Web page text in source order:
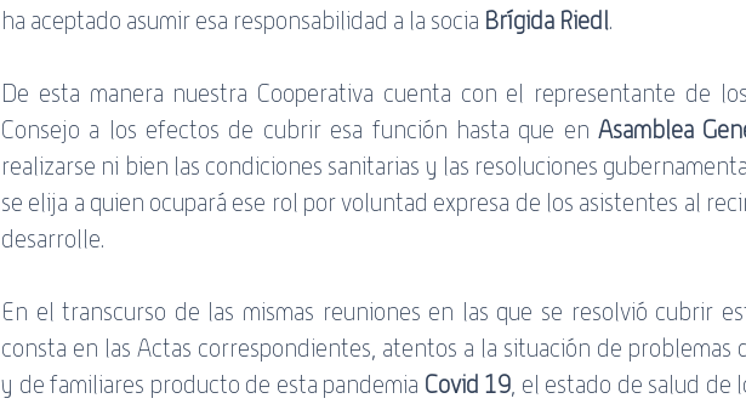
ha aceptado asumir esa responsabilidad a la socia Brígida Riedl.
De esta manera nuestra Cooperativa cuenta con el representante de
Consejo a los efectos de cubrir esa función hasta que en Asamblea
realizarse ni bien las condiciones sanitarias y las resoluciones
se elija a quien ocupará ese rol por voluntad expresa de los asistentes al
desarrolle.
En el transcurso de las mismas reuniones en las que se resolvió cubrir
consta en las Actas correspondientes, atentos a la situación de problemas
y de familiares producto de esta pandemia Covid 19 , el estado de salud de